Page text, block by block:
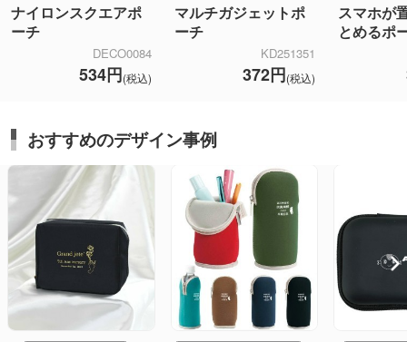
ナイロンスクエアポ
ーチ
DECO0084
534円(税込)
マルチガジェットポ
ーチ
KD251351
372円(税込)
スマホが
とめるポ
おすすめのデザイン事例